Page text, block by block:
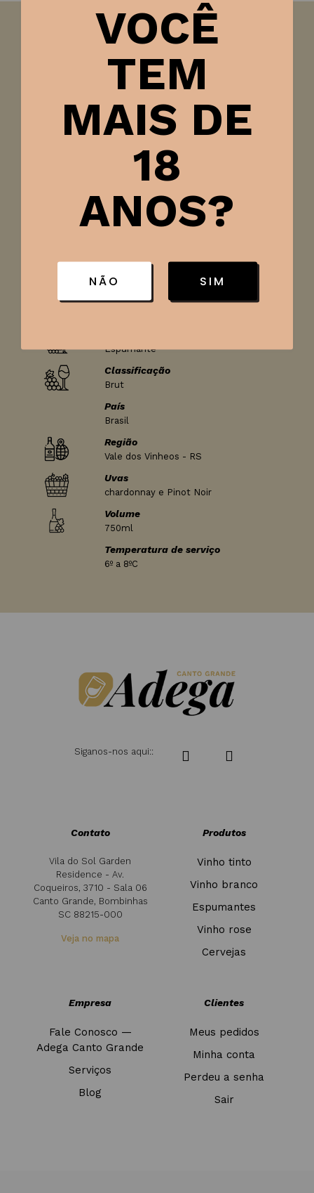
Encantador, possui coloração dourada e
fascinante perlage.
Revela um bouquet sofisticado e intenso de
aliado à delicadas notas de frutos secos e tostados,
resultantes do longo processo de maturação.
A complexidade proporcionada pelo
harmônico assemblage caracteriza o paladar deste
espumante, que apresenta excelente cremosidade e
volume amplo, finalizando com um longo retrogosto
que remete a nuances de frutas secas e pão tostado.
Ficha técnica
Espumante
Classificação
Brut
País
Brasil
Região
Vale dos Vinheos - RS
Uvas
chardonnay e Pinot Noir
Volume
750ml
Temperatura de serviço
6º a 8ºC
Siganos-nos aqui::
Contato
Vila do Sol Garden
Residence - Av.
Coqueiros, 3710 - Sala 06
Canto Grande, Bombinhas
SC 88215-000
Veja no mapa
Produtos
Vinho tinto
Vinho branco
Espumantes
Vinho rose
Cervejas
Empresa
Fale Conosco —
Adega Canto Grande
Serviços
Blog
Clientes
Meus pedidos
Minha conta
Perdeu a senha
Sair
VOCÊ
TEM
MAIS DE
18
ANOS?
NÃO SIM